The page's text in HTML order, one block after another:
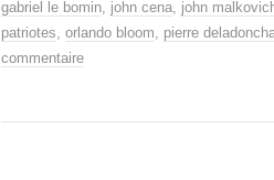
gabriel le bomin john cena john
patriotes orlando bloom pierre
commentaire